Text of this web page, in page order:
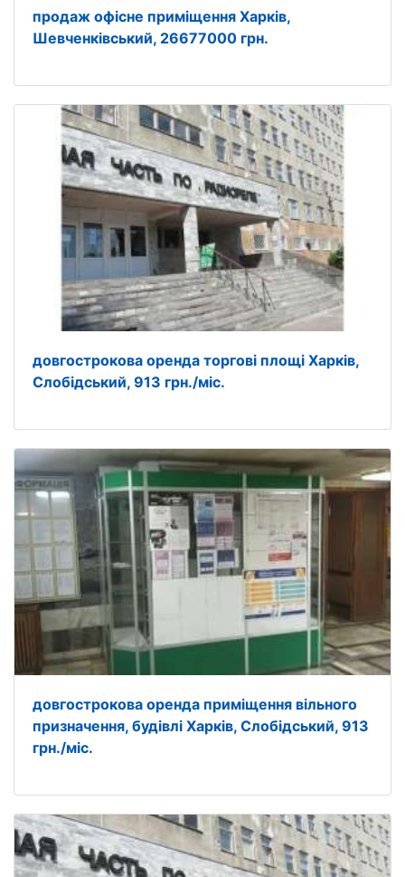
продаж офісне приміщення Харків,
Шевченківський, 26677000 грн.
довгострокова оренда торгові площі Харків,
Слобідський, 913 грн./міс.
довгострокова оренда приміщення вільного
призначення, будівлі Харків, Слобідський, 913
грн./міс.